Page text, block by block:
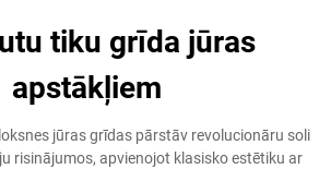
tiku grīda jūras
apstākļiem
jūras grīdas pārstāv revolucionāru soli
risinājumos, apvienojot klasisko estētiku ar